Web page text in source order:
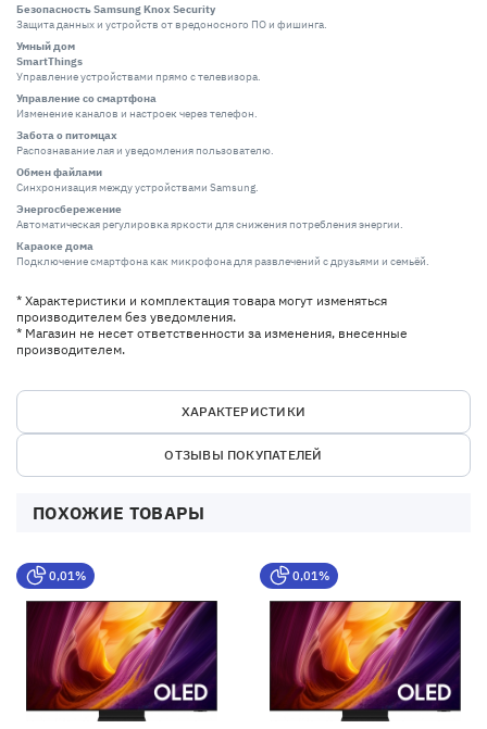
Безопасность Samsung Knox Security
Защита данных и устройств от вредоносного ПО и фишинга.
Умный дом
SmartThings
Управление устройствами прямо с телевизора.
Управление со смартфона
Изменение каналов и настроек через телефон.
Забота о питомцах
Распознавание лая и уведомления пользователю.
Обмен файлами
Синхронизация между устройствами Samsung.
Энергосбережение
Автоматическая регулировка яркости для снижения потребления энергии.
Караоке дома
Подключение смартфона как микрофона для развлечений с друзьями и семьёй.
* Характеристики и комплектация товара могут изменяться
производителем без уведомления.
* Магазин не несет ответственности за изменения, внесенные
производителем.
ХАРАКТЕРИСТИКИ
ОТЗЫВЫ ПОКУПАТЕЛЕЙ
ПОХОЖИЕ ТОВАРЫ
0,01% 0,01%